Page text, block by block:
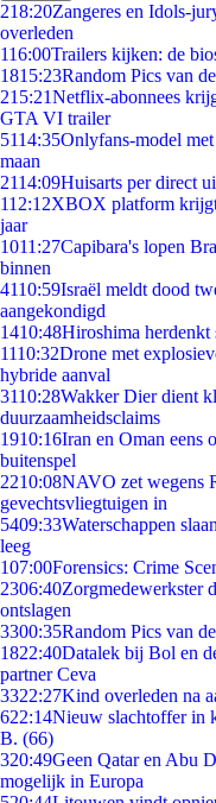
218:20Zangeres en Idols-
overleden
116:00Trailers kijken: de
1815:23Random Pics van
215:21Netflix-abonnees
GTA VI trailer
5114:35Onlyfans-model
maan
2114:09Huisarts per direct
112:12XBOX platform
jaar
1011:27Capibara's lopen
binnen
4110:59Israël meldt dood
aangekondigd
1410:48Hiroshima herdenkt
1110:32Drone met
hybride aanval
3110:28Wakker Dier dient
duurzaamheidsclaims
1910:16Iran en Oman eens
buitenspel
2210:08NAVO zet wegens
gevechtsvliegtuigen in
5409:33Waterschappen
leeg
107:00Forensics: Crime
2306:40Zorgmedewerkster
ontslagen
3300:35Random Pics van
1822:40Datalek bij Bol en
partner Ceva
3322:27Kind overleden na
622:14Nieuw slachtoffer in
B. (66)
320:49Geen Qatar en Abu
mogelijk in Europa